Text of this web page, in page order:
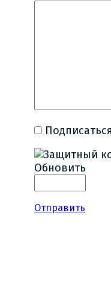
Обновить
Отправить